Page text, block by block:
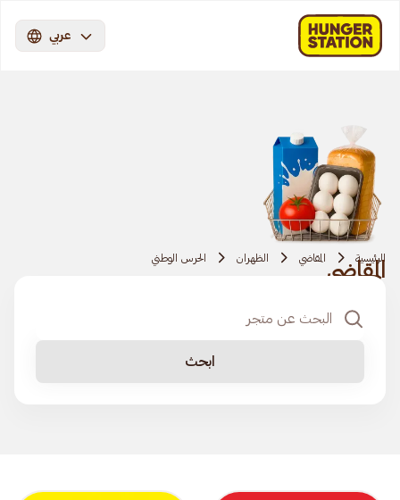
عربي
الرئيسية المقاضي الظهران الحرس الوطني
المقاضي
ابحث